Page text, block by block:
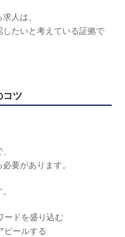
人は、
たいと考えている証拠で
コツ
要があります。
ードを盛り込む
ピールする